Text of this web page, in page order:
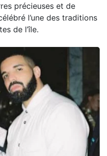
précieuses et de
l’une des traditions
de l’île.